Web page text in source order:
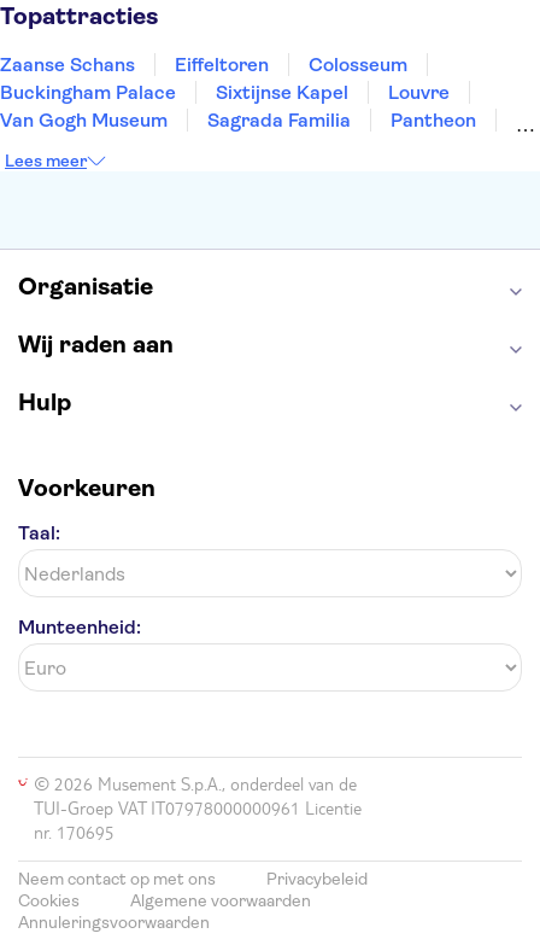
Eindhoven
Topattracties
Zaanse Schans Eiffeltoren
Colosseum
Buckingham Palace
Sixtijnse Kapel
Louvre
Van Gogh Museum
Sagrada Familia
Pantheon
Keukenhof
Lees meer
Organisatie
Wij raden aan
Hulp
Voorkeuren
Taal:
Munteenheid:
© 2026 Musement S.p.A., onderdeel van de
TUI-Groep VAT IT07978000000961 Licentie
nr. 170695
Neem contact op met ons
Privacybeleid
Cookies
Algemene voorwaarden
Annuleringsvoorwaarden